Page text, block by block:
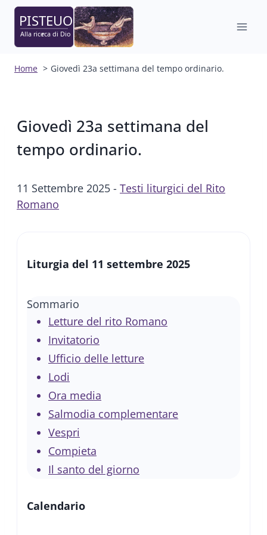
Salta
contenuto
Home Giovedì 23a settimana del tempo ordinario.
Giovedì 23a settimana del
tempo ordinario.
11 Settembre 2025 - Testi liturgici del Rito
Romano
Liturgia del 11 settembre 2025
Sommario
Letture del rito Romano
Invitatorio
Ufficio delle letture
Lodi
Ora media
Salmodia complementare
Vespri
Compieta
Il santo del giorno
Calendario